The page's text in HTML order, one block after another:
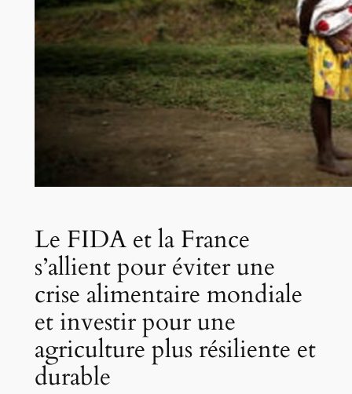
Le FIDA et la France
s’allient pour éviter une
crise alimentaire mondiale
et investir pour une
agriculture plus résiliente et
durable